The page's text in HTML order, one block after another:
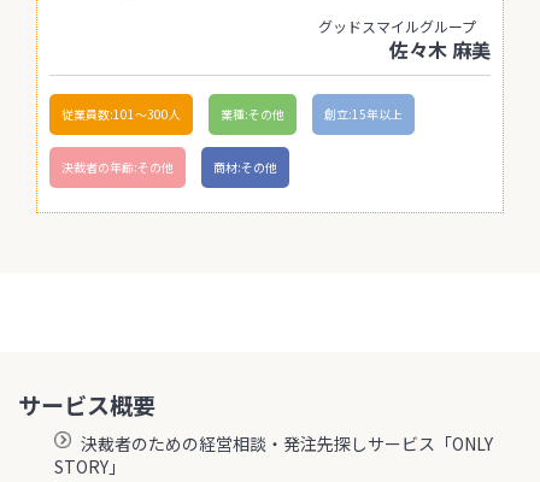
グッドスマイルグループ
佐々木 麻美
従業員数:101〜300人 業種:その他 創立:15年以上
決裁者の年齢:その他 商材:その他
サービス概要
決裁者のための経営相談・発注先探しサービス「ONLY
STORY」